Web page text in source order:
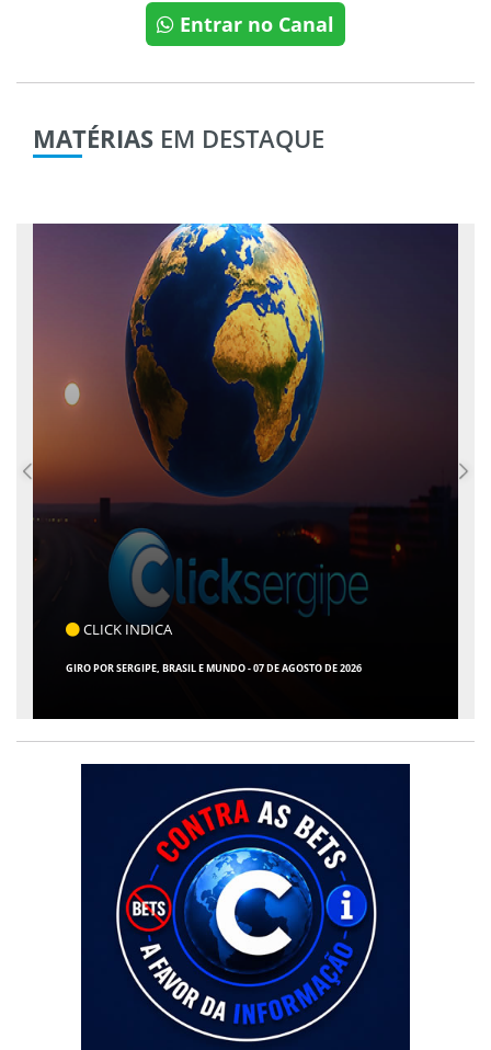
Entrar no Canal
MATÉRIAS EM DESTAQUE
CLICK INDICA
GIRO POR SERGIPE, BRASIL E MUNDO - 07 DE AGOSTO DE 2026